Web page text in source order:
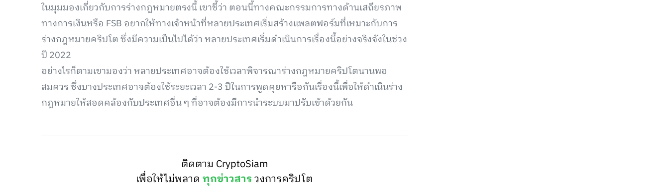
ในมุมมองเกี่ยวกับการร่างกฎหมายตรงนี้ เขาชี้ว่า ตอนนี้ทางคณะกรรมการทางด้านเสถียรภาพ
ทางการเงินหรือ FSB อยากให้ทางเจ้าหน้าที่หลายประเทศเริ่มสร้างแพลตฟอร์มที่เหมาะกับการ
ร่างกฎหมายคริปโต ซึ่งมีความเป็นไปได้ว่า หลายประเทศเริ่มดำเนินการเรื่องนี้อย่างจริงจังในช่วง
ปี 2022
อย่างไรก็ตามเขามองว่า หลายประเทศอาจต้องใช้เวลาพิจารณาร่างกฎหมายคริปโตนานพอ
สมควร ซึ่งบางประเทศอาจต้องใช้ระยะเวลา 2-3 ปีในการพูดคุยหารือกันเรื่องนี้เพื่อให้ดำเนินร่าง
กฎหมายให้สอดคล้องกับประเทศอื่น ๆ ที่อาจต้องมีการนำระบบมาปรับเข้าด้วยกัน
ติดตาม CryptoSiam
เพื่อให้ไม่พลาดทุกข่าวสารวงการคริปโต